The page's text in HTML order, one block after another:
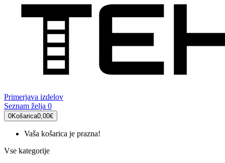
Primerjava izdelov
Seznam želja 0
0Košarica0,00€
Vaša košarica je prazna!
Vse kategorije